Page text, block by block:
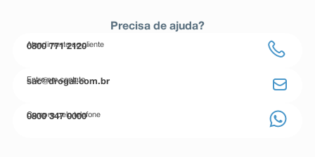
Precisa de ajuda?
Atendimento ao cliente
0800 771 2120
Entre em contato
sac@drogal.com.br
Compre pelo telefone
0800 347 0000